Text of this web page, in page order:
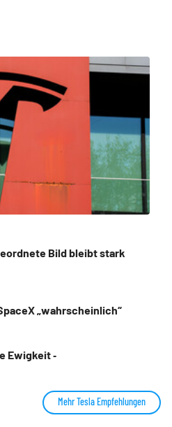
Bild bleibt stark
„wahrscheinlich“
Ewigkeit ‑
Mehr Tesla Empfehlungen